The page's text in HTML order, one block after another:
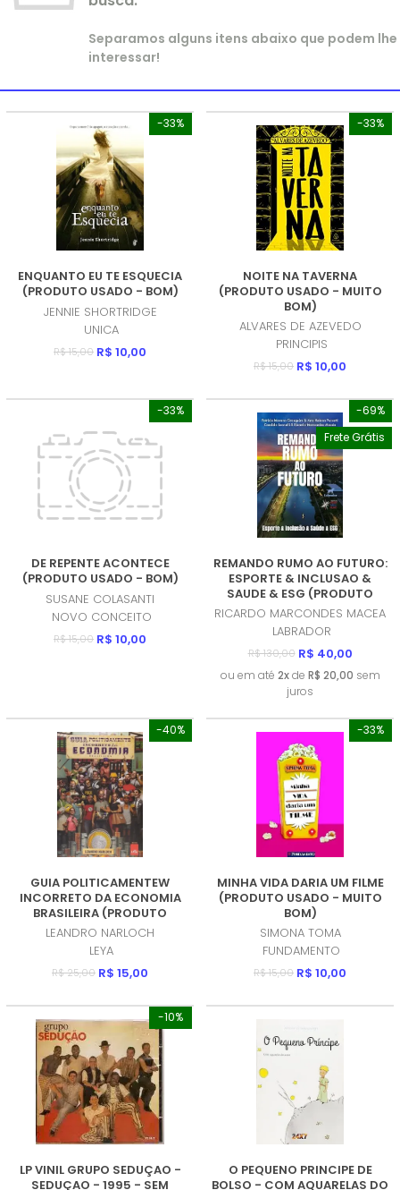
Separamos alguns itens abaixo que podem lhe
interessar!
-33%
ENQUANTO EU TE ESQUECIA
(PRODUTO USADO - BOM)
JENNIE SHORTRIDGE
UNICA
R$ 15,00 R$ 10,00
-33%
NOITE NA TAVERNA
(PRODUTO USADO - MUITO
BOM)
ALVARES DE AZEVEDO
PRINCIPIS
R$ 15,00 R$ 10,00
-33%
DE REPENTE ACONTECE
(PRODUTO USADO - BOM)
SUSANE COLASANTI
NOVO CONCEITO
R$ 15,00 R$ 10,00
-69%
Frete Grátis
REMANDO RUMO AO FUTURO:
ESPORTE & INCLUSAO &
SAUDE & ESG (PRODUTO
NOVO)
RICARDO MARCONDES MACEA
LABRADOR
R$ 130,00 R$ 40,00
ou em até 2xde R$ 20,00 sem
juros
-40%
GUIA POLITICAMENTEW
INCORRETO DA ECONOMIA
BRASILEIRA (PRODUTO
USADO - MUITO BOM)
LEANDRO NARLOCH
LEYA
R$ 25,00 R$ 15,00
-33%
MINHA VIDA DARIA UM FILME
(PRODUTO USADO - MUITO
BOM)
SIMONA TOMA
FUNDAMENTO
R$ 15,00 R$ 10,00
-10%
LP VINIL GRUPO SEDUÇAO -
SEDUÇAO - 1995 - SEM
O PEQUENO PRINCIPE DE
BOLSO - COM AQUARELAS DO